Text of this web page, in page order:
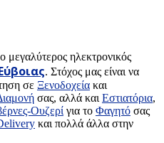
ο μεγαλύτερος ηλεκτρονικός
. Στόχος μας είναι να
σε Ξενοδοχεία και
σας, αλλά και Εστιατόρια,
Ουζερί για το Φαγητό σας
και πολλά άλλα στην